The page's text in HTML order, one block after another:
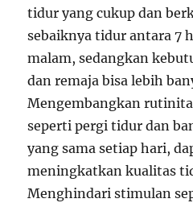
tidur yang cukup dan
sebaiknya tidur antara 7
malam, sedangkan
dan remaja bisa lebih
Mengembangkan
seperti pergi tidur dan
yang sama setiap hari,
meningkatkan kualitas
Menghindari stimulan